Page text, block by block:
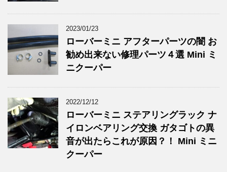
2023/01/23
ローバーミニ アフターパーツの闇 お
勧め出来ない修理パーツ４選 Mini ミ
ニクーパー
2022/12/12
ローバーミニ ステアリングラック ナ
イロンベアリング交換 ガタゴトの異
音が出たらこれが原因？！ Mini ミニ
クーパー